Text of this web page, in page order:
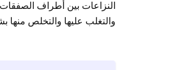
النزاعات بين أطراف الصفقات
والتغلب عليها والتخلص